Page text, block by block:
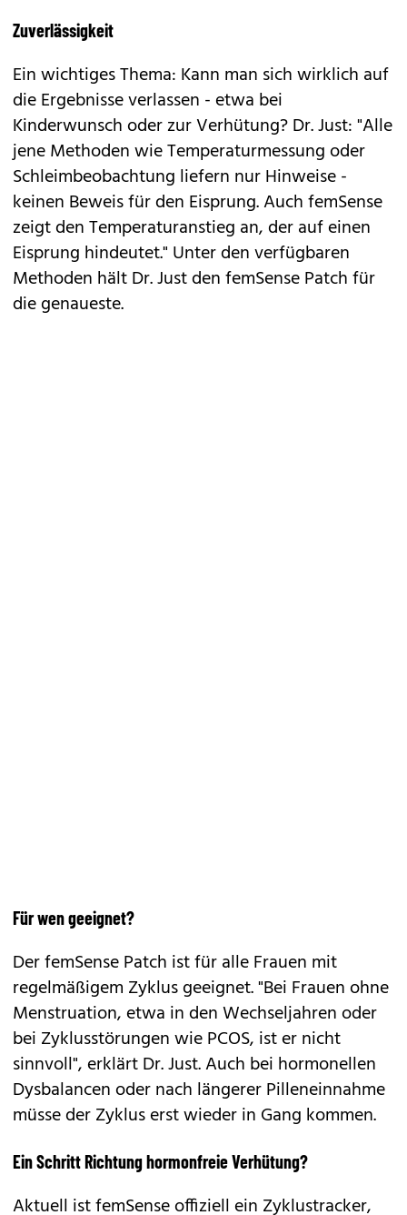
Zuverlässigkeit
Ein wichtiges Thema: Kann man sich wirklich auf
die Ergebnisse verlassen - etwa bei
Kinderwunsch oder zur Verhütung? Dr. Just: "Alle
jene Methoden wie Temperaturmessung oder
Schleimbeobachtung liefern nur Hinweise -
keinen Beweis für den Eisprung. Auch femSense
zeigt den Temperaturanstieg an, der auf einen
Eisprung hindeutet." Unter den verfügbaren
Methoden hält Dr. Just den femSense Patch für
die genaueste.
Für wen geeignet?
Der femSense Patch ist für alle Frauen mit
regelmäßigem Zyklus geeignet. "Bei Frauen ohne
Menstruation, etwa in den Wechseljahren oder
bei Zyklusstörungen wie PCOS, ist er nicht
sinnvoll", erklärt Dr. Just. Auch bei hormonellen
Dysbalancen oder nach längerer Pilleneinnahme
müsse der Zyklus erst wieder in Gang kommen.
Ein Schritt Richtung hormonfreie Verhütung?
Aktuell ist femSense offiziell ein Zyklustracker,